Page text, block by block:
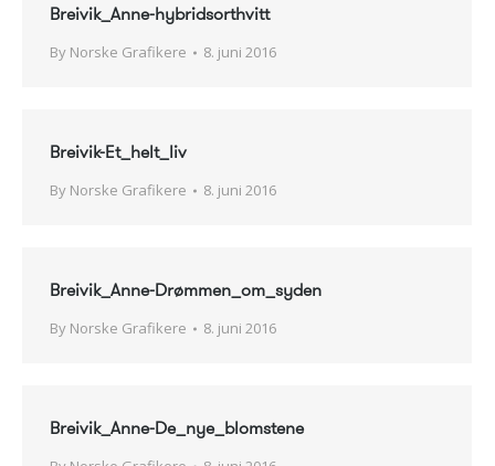
Breivik_Anne-hybridsorthvitt
By Norske Grafikere 8. juni 2016
Breivik-Et_helt_liv
By Norske Grafikere 8. juni 2016
Breivik_Anne-Drømmen_om_syden
By Norske Grafikere 8. juni 2016
Breivik_Anne-De_nye_blomstene